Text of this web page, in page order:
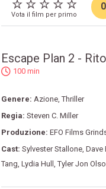
Vota il film per primo
0
Escape Plan 2 -
100 min
Genere: Azione,Thriller
Regia: Steven C. Miller
Produzione: EFO Films
Cast: Sylvester Stallone, Dave
Tang Lydia Hull ,Tyler Jon